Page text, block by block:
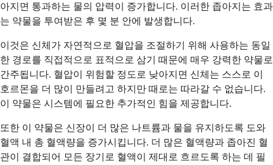
아지면 통과하는 물의 압력이 증가합니다. 이러한 좁아지는 효과
는 약물을 투여받은 후 몇 분 안에 발생합니다.
이것은 신체가 자연적으로 혈압을 조절하기 위해 사용하는 동일
한 경로를 직접적으로 표적으로 삼기 때문에 매우 강력한 약물로
간주됩니다. 혈압이 위험할 정도로 낮아지면 신체는 스스로 이
호르몬을 더 많이 만들려고 하지만 때로는 따라갈 수 없습니다.
이 약물은 시스템에 필요한 추가적인 힘을 제공합니다.
또한 이 약물은 신장이 더 많은 나트륨과 물을 유지하도록 도와
혈액 내 총 혈액량을 증가시킵니다. 더 많은 혈액량과 좁아진 혈
관이 결합되어 모든 장기로 혈액이 제대로 흐르도록 하는 데 필